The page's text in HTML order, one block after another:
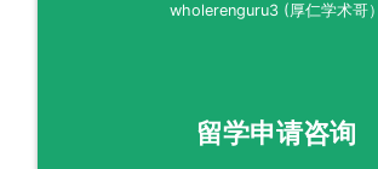
wholerenguru3 (厚仁学术哥）
留学申请咨询